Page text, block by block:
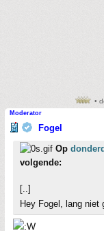
•
Moderator
Fogel
Op
volgende:
[..]
Hey Fogel, lang niet